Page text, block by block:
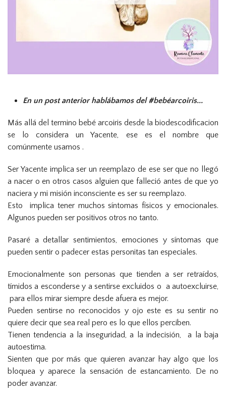
En un post anterior hablábamos del #bebéarcoiris...
Más allá del termino bebé arcoiris desde la biodescodificacion
se lo considera un Yacente, ese es el nombre que
comúnmente usamos .
Ser Yacente implica ser un reemplazo de ese ser que no llegó
a nacer o en otros casos alguien que falleció antes de que yo
naciera y mi misión inconsciente es ser su reemplazo.
Esto implica tener muchos síntomas físicos y emocionales.
Algunos pueden ser positivos otros no tanto.
Pasaré a detallar sentimientos, emociones y síntomas que
pueden sentir o padecer estas personitas tan especiales.
Emocionalmente son personas que tienden a ser retraídos,
tímidos a esconderse y a sentirse excluidos o a autoexcluirse,
para ellos mirar siempre desde afuera es mejor.
Pueden sentirse no reconocidos y ojo este es su sentir no
quiere decir que sea real pero es lo que ellos perciben.
Tienen tendencia a la inseguridad, a la indecisión, a la baja
autoestima.
Sienten que por más que quieren avanzar hay algo que los
bloquea y aparece la sensación de estancamiento. De no
poder avanzar.